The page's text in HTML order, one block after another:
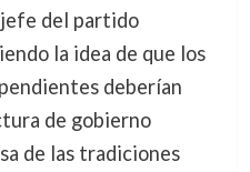
del partido
la idea de que los
deberían
de gobierno
de las tradiciones